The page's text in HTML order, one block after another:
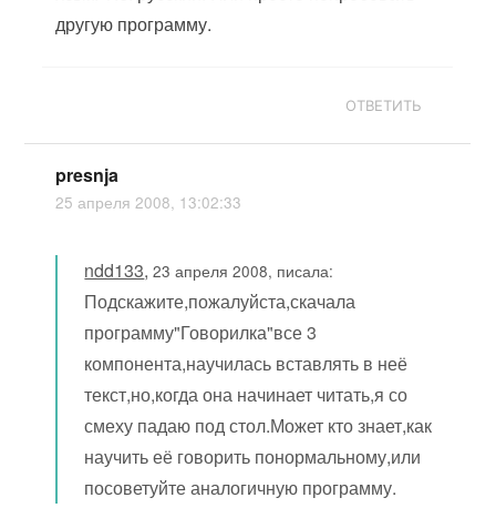
другую программу.
ОТВЕТИТЬ
presnja
25 апреля 2008, 13:02:33
ndd133,23 апреля 2008, писала:
Подскажите,пожалуйста,скачала
программу"Говорилка"все 3
компонента,научилась вставлять в неё
текст,но,когда она начинает читать,я со
смеху падаю под стол.Может кто знает,как
научить её говорить понормальному,или
посоветуйте аналогичную программу.